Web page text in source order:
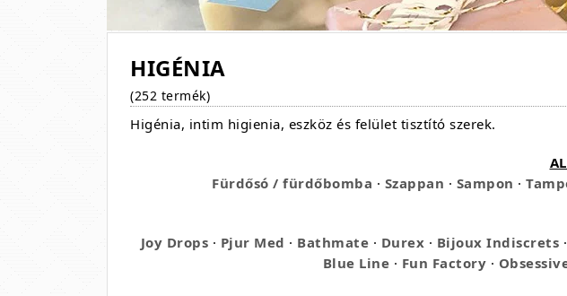
HIGÉNIA
(252 termék)
Higénia, intim higienia, eszköz és felület tisztító szerek.
Fürdősó / fürdőbomba · Szappan · Sampon ·
Joy Drops · Pjur Med · Bathmate · Durex · Bijoux Indiscrets ·
Blue Line · Fun Factory ·